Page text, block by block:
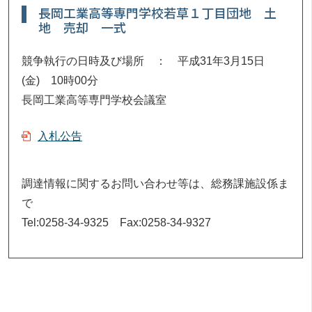
長岡工業高等専門学校若草１丁目団地 土
地 売却 一式
競争執行の日時及び場所 ： 平成31年3月15日
(金) 10時00分
長岡工業高等専門学校会議室
入札公告
調達情報に関するお問い合わせ等は、総務課施設係ま
で
Tel:0258-34-9325 Fax:0258-34-9327